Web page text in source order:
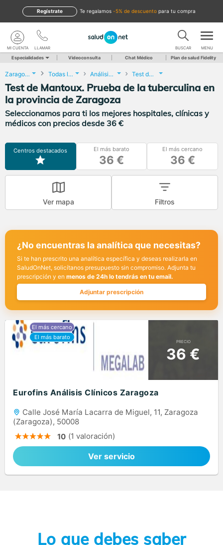
te regalamos -5% de descuento para tu compra
Regístrate
LLAMAR
MI CUENTA BUSCAR MENU
Especialidades Videoconsulta Chat Médico Plan de salud Fidelity
Zaragoza Todas las localidades Análisis Clínicos Test de Mantoux. Prueba de la tuberculina
Test de Mantoux. Prueba de la tuberculina en
la provincia de Zaragoza
Seleccionamos para ti los mejores hospitales, clínicas y
médicos con precios desde 36 €
Centros destacados El más barato
36 €
El más cercano
36 €
Ver mapa Filtros
¿No encuentras la analítica que necesitas?
Si te han prescrito una analítica específica y deseas realizarla en
SaludOnNet, solicítanos presupuesto sin compromiso. Adjunta tu
prescripción y en menos de 24h lo tendrás en tu email.
Adjuntar prescripción
PRECIO
36 €
Eurofins Análisis Clínicos Zaragoza
Calle José María Lacarra de Miguel, 11, Zaragoza
(Zaragoza), 50008
10 (1 valoración)
Ver servicio
Lo que debes saber